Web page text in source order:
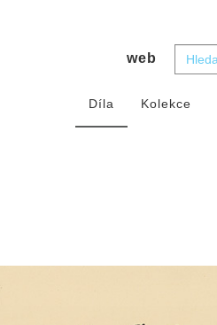
web
Díla Kolekce